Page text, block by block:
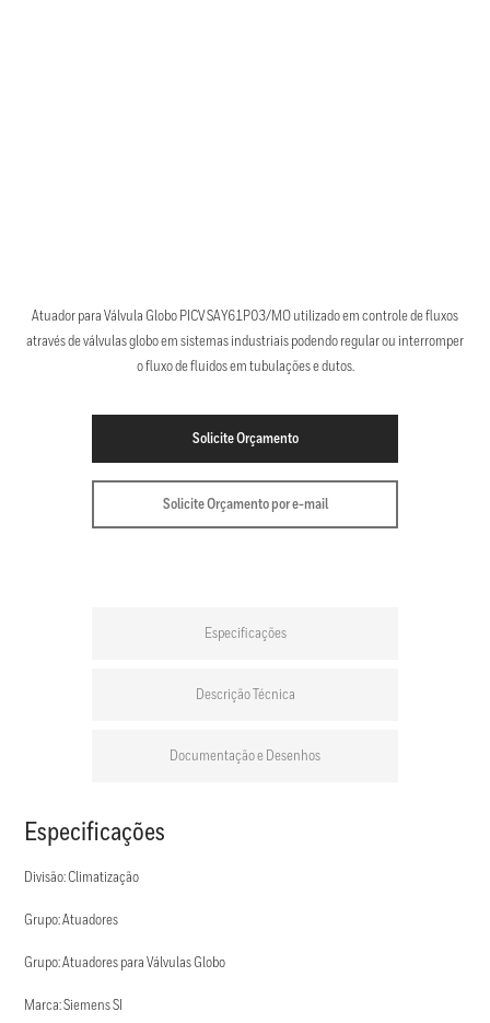
Atuador para Válvula Globo PICV SAY61P03/MO utilizado em controle de fluxos
através de válvulas globo em sistemas industriais podendo regular ou interromper
o fluxo de fluidos em tubulações e dutos.
Solicite Orçamento
Solicite Orçamento por e-mail
Especificações
Descrição Técnica
Documentação e Desenhos
Especificações
Divisão: Climatização
Grupo: Atuadores
Grupo: Atuadores para Válvulas Globo
Marca: Siemens SI